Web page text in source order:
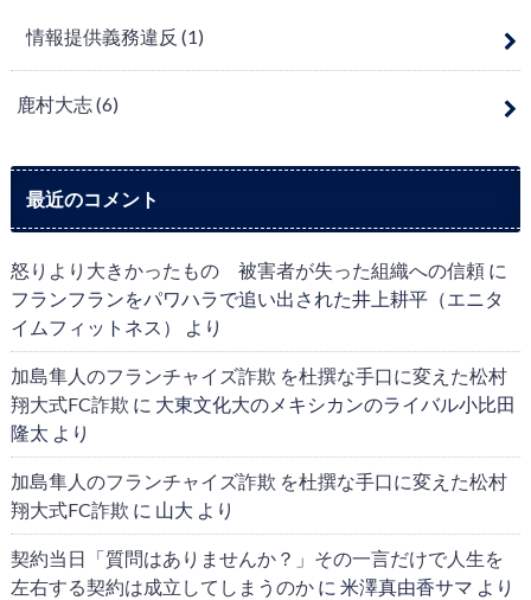
情報提供義務違反 (1)
鹿村大志(6)
最近のコメント
怒りより大きかったもの 被害者が失った組織への信頼に
フランフランをパワハラで追い出された井上耕平（エニタ
イムフィットネス）
より
加島隼人のフランチャイズ詐欺 を杜撰な手口に変えた松村
翔大式FC詐欺 に 大東文化大のメキシカンのライバル小比田
隆太 より
加島隼人のフランチャイズ詐欺 を杜撰な手口に変えた松村
翔大式FC詐欺 に 山大 より
契約当日「質問はありませんか？」その一言だけで人生を
左右する契約は成立してしまうのかに 米澤真由香サマ より